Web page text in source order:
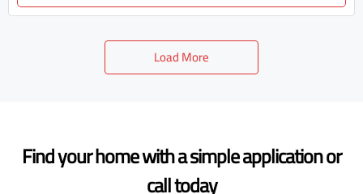
Load More
Find your home with a simple application or
call today